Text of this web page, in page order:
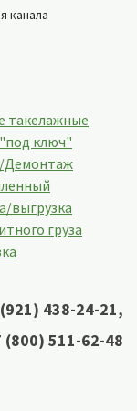
канала
такелажные
ключ"
выгрузка
груза
438-24-21,
(800) 511-62-48